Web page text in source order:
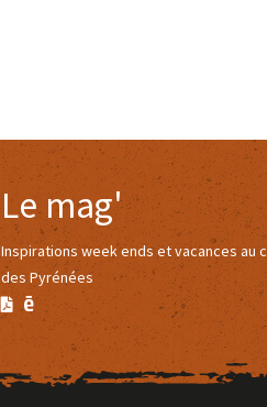
Le mag'
Inspirations week ends et vacances au
des Pyrénées
Version
PDF
Version
Calaméo